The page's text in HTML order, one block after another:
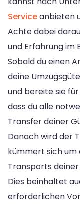
Serviceanbieten
Achte dabei
und Erfahrung im
Sobald du einen
deine
und bereite sie
dass du alle
Transfer deiner
Danach wird der
kümmert sich um
Transports
Dies beinhaltet
erforderlichen